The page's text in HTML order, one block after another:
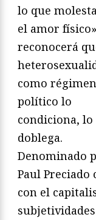
lo que
el amor
reconocerá
como régimen
político lo
condiciona, lo
doblega.
Denominado
Paul Preciado
con el